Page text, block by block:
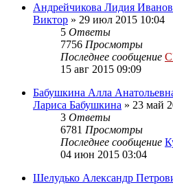
Андрейчикова Лидия
Виктор » 29 июл 2015 10:04
5 Ответы
7756 Просмотры
Последнее сообщение
15 авг 2015 09:09
Бабушкина Алла
Лариса Бабушкина » 23 май
3 Ответы
6781 Просмотры
Последнее сообщение
04 июн 2015 03:04
Шелудько Александр